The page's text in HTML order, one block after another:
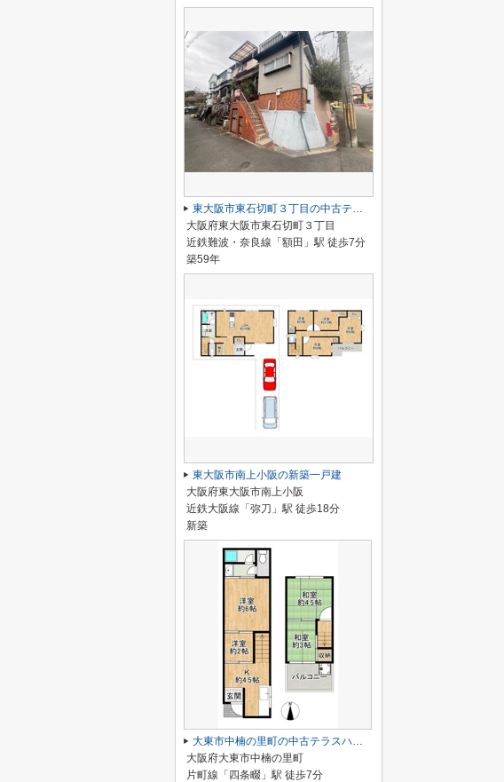
東大阪市東石切町３丁目の中古テラスハウス
大阪府東大阪市東石切町３丁目
近鉄難波・奈良線「額田」駅 徒歩7分
築59年
東大阪市南上小阪の新築一戸建
大阪府東大阪市南上小阪
近鉄大阪線「弥刀」駅 徒歩18分
新築
大東市中楠の里町の中古テラスハウス
大阪府大東市中楠の里町
片町線「四条畷」駅 徒歩7分